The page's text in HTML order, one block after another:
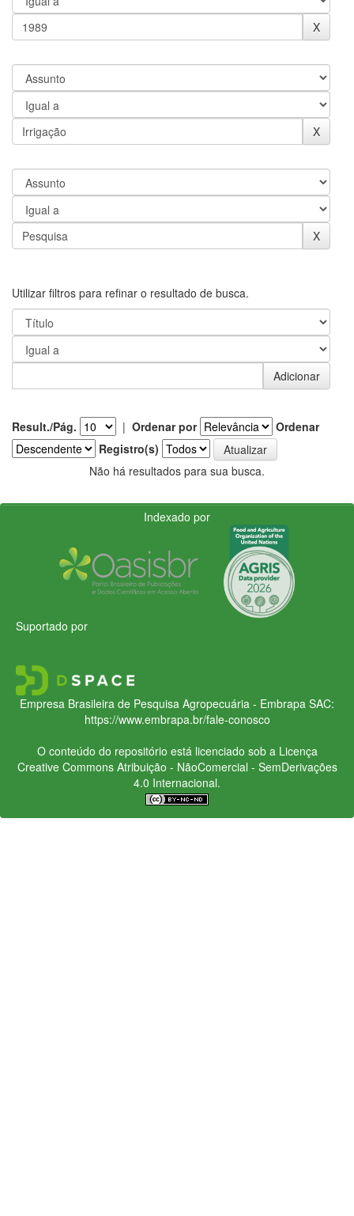
Utilizar filtros para refinar o resultado de busca.
Result./Pág. | Ordenar por
Ordenar
Registro(s)
Não há resultados para sua busca.
Indexado por
Suportado por
Empresa Brasileira de Pesquisa Agropecuária - Embrapa SAC:
https://www.embrapa.br/fale-conosco
O conteúdo do repositório está licenciado sob a Licença
Creative CommonsAtribuição - NãoComercial - SemDerivações
4.0 Internacional.